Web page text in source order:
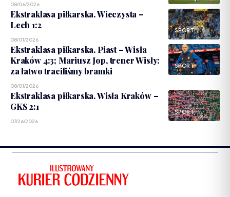
08/06/2026
SPORT
Ekstraklasa piłkarska. Wieczysta –
Lech 1:2
08/01/2026
SPORT
Ekstraklasa piłkarska. Piast – Wisła
Kraków 4:3; Mariusz Jop, trener Wisły:
za łatwo traciliśmy bramki
08/01/2026
SPORT
Ekstraklasa piłkarska. Wisła Kraków –
GKS 2:1
07/26/2026